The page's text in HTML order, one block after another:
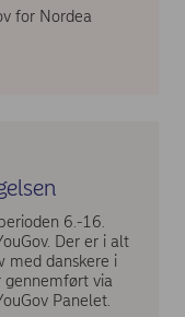
for Nordea
6.-16.
Der er i alt
med danskere i
gennemført via
Panelet.